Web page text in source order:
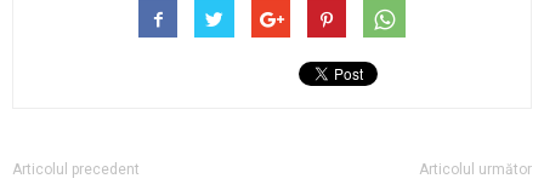
Articolul precedent Articolul următor